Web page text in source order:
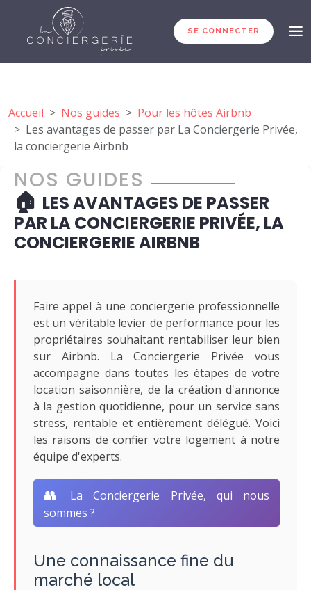
SE CONNECTER
Accueil Nos guides
Pour les hôtes Airbnb
Les avantages de passer par La Conciergerie Privée,
la conciergerie Airbnb
NOS GUIDES
🏠 LES AVANTAGES DE PASSER
PAR LA CONCIERGERIE PRIVÉE, LA
CONCIERGERIE AIRBNB
Faire appel à une conciergerie professionnelle
est un véritable levier de performance pour les
propriétaires souhaitant rentabiliser leur bien
sur Airbnb. La Conciergerie Privée vous
accompagne dans toutes les étapes de votre
location saisonnière, de la création d'annonce
à la gestion quotidienne, pour un service sans
stress, rentable et entièrement délégué. Voici
les raisons de confier votre logement à notre
équipe d'experts.
👥
La Conciergerie Privée, qui nous
sommes ?
Une connaissance fine du
marché local